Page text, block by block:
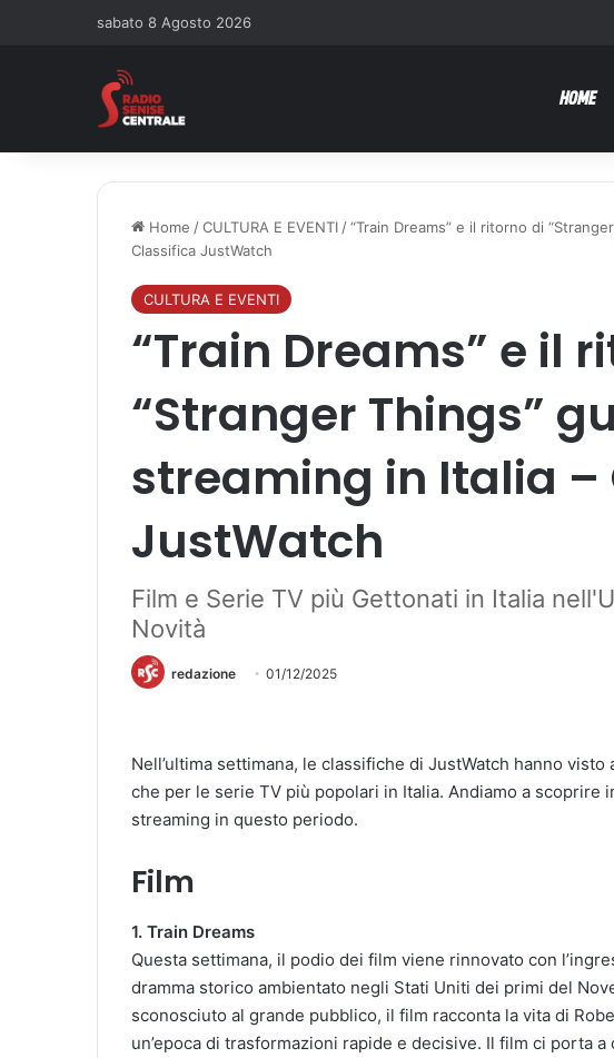
sabato 8 Agosto 2026
HOME
Home /CULTURA E EVENTI /“Train Dreams” e il ritorno di
Classifica JustWatch
CULTURA E EVENTI
“Train Dreams” e il
“Stranger Things”
streaming in Italia –
JustWatch
Film e Serie TV più Gettonati in Italia
Novità
redazione 01/12/2025
Nell’ultima settimana, le classifiche di JustWatch hanno
che per le serie TV più popolari in Italia. Andiamo a scoprire
streaming in questo periodo.
Film
1. Train Dreams
Questa settimana, il podio dei film viene rinnovato con
dramma storico ambientato negli Stati Uniti dei primi del
sconosciuto al grande pubblico, il film racconta la vita di
un’epoca di trasformazioni rapide e decisive. Il film ci porta